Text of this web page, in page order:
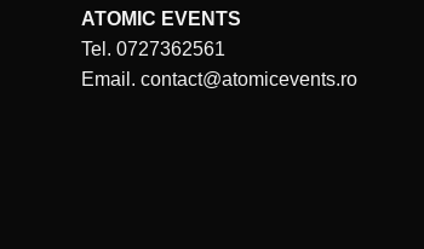
ATOMIC EVENTS
Tel. 0727362561
Email. contact@atomicevents.ro